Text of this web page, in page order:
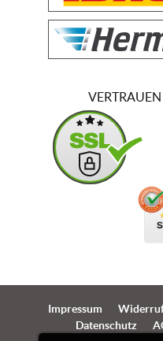
Impressum
Datenschutz